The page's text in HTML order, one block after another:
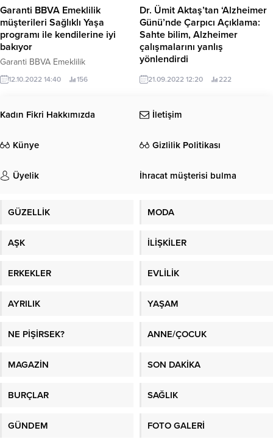
zihinlerinde tekrarladıklarında Akut
Stres Bozukluğu denilen bir
durumun ortaya çıktığını ifade
ediyor.
Garanti BBVA Emeklilik
müşterileri Sağlıklı Yaşa
programı ile kendilerine iyi
bakıyor
Garanti BBVA Emeklilik
geleceklerini güvence altına
bugünden iyi bakmalarını sağlıyor.
Dr. Ümit Aktaş’tan ‘Alzheimer
Günü’nde Çarpıcı Açıklama:
Sahte bilim, Alzheimer
çalışmalarını yanlış
yönlendirdi
Fitoterapi Uzmanı Dr.
21.09.2022 12:20 222